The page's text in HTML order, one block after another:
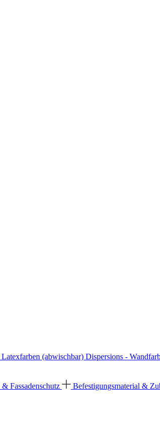
Latexfarben (abwischbar) Dispersions -
Fassadenschutz Befestigungsmaterial &